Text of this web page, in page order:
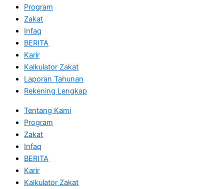
Program
Zakat
Infaq
BERITA
Karir
Kalkulator Zakat
Laporan Tahunan
Rekening Lengkap
Tentang Kami
Program
Zakat
Infaq
BERITA
Karir
Kalkulator Zakat